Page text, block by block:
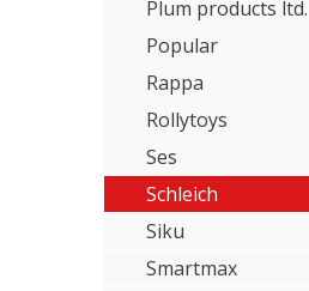
Plum products ltd.
Popular
Rappa
Rollytoys
Ses
Schleich
Siku
Smartmax